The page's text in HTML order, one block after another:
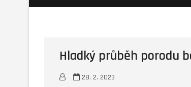
Hladký průběh porodu
28. 2. 2023